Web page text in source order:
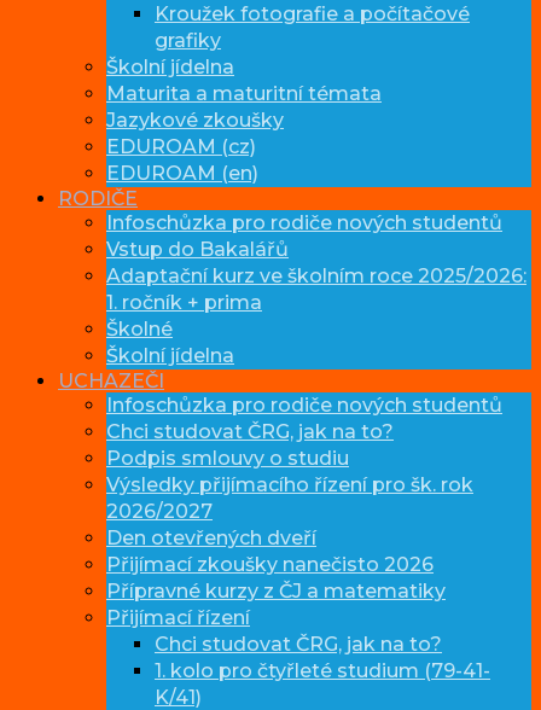
Kroužek fotografie a počítačové
grafiky
Školní jídelna
Maturita a maturitní témata
Jazykové zkoušky
EDUROAM (cz)
EDUROAM (en)
RODIČE
Infoschůzka pro rodiče nových studentů
Vstup do Bakalářů
Adaptační kurz ve školním roce 2025/2026:
1. ročník + prima
Školné
Školní jídelna
UCHAZEČI
Infoschůzka pro rodiče nových studentů
Chci studovat ČRG, jak na to?
Podpis smlouvy o studiu
Výsledky přijímacího řízení pro šk. rok
2026/2027
Den otevřených dveří
Přijímací zkoušky nanečisto 2026
Přípravné kurzy z ČJ a matematiky
Přijímací řízení
Chci studovat ČRG, jak na to?
1. kolo pro čtyřleté studium (79-41-
K/41)